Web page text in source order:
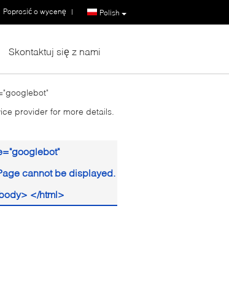
Polish
Poprosić o wycenę |
Skontaktuj się z nami
provider for more details.
cannot be displayed.
</html>